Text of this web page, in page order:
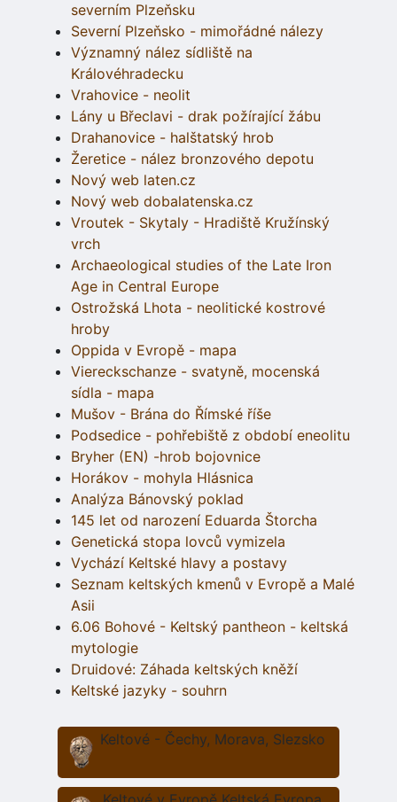
severním Plzeňsku
Severní Plzeňsko - mimořádné nálezy
Významný nález sídliště na
Královéhradecku
Vrahovice - neolit
Lány u Břeclavi - drak požírající žábu
Drahanovice - halštatský hrob
Žeretice - nález bronzového depotu
Nový web laten.cz
Nový web dobalatenska.cz
Vroutek - Skytaly - Hradiště Kružínský
vrch
Archaeological studies of the Late Iron
Age in Central Europe
Ostrožská Lhota - neolitické kostrové
hroby
Oppida v Evropě - mapa
Viereckschanze - svatyně, mocenská
sídla - mapa
Mušov - Brána do Římské říše
Podsedice - pohřebiště z období eneolitu
Bryher (EN) -hrob bojovnice
Horákov - mohyla Hlásnica
Analýza Bánovský poklad
145 let od narození Eduarda Štorcha
Genetická stopa lovců vymizela
Vychází Keltské hlavy a postavy
Seznam keltských kmenů v Evropě a Malé
Asii
6.06 Bohové - Keltský pantheon - keltská
mytologie
Druidové: Záhada keltských kněží
Keltské jazyky - souhrn
Keltové - Čechy, Morava, Slezsko